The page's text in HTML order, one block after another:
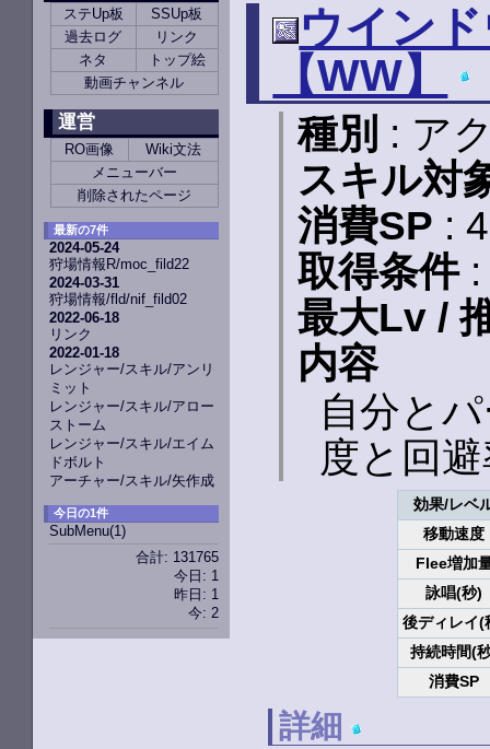
ステUp板
SSUp板
過去ログ
リンク
ネタ
トップ絵
動画チャンネル
運営
RO画像
Wiki文法
メニューバー
削除されたページ
最新の7件
2024-05-24
狩場情報R/moc_fild22
2024-03-31
狩場情報/fld/nif_fild02
2022-06-18
リンク
2022-01-18
レンジャー/スキル/アンリ
ミット
レンジャー/スキル/アロー
ストーム
レンジャー/スキル/エイム
ドボルト
アーチャー/スキル/矢作成
今日の1件
SubMenu(1)
合計: 131765
今日: 1
昨日: 1
今: 2
ウイン
【WW】
種別 : ア
スキル対
消費SP :
取得条件:
最大Lv /
内容
自分と
度と回
効果/レベ
移動速度
Flee増加
詠唱(秒)
後ディレイ(
持続時間(
消費SP
詳細